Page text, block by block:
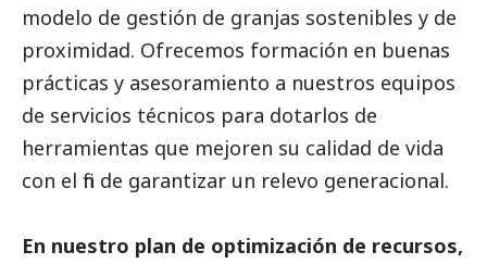
modelo de gestión de granjas sostenibles y de
proximidad. Ofrecemos formación en buenas
prácticas y asesoramiento a nuestros equipos
de servicios técnicos para dotarlos de
herramientas que mejoren su calidad de vida
con el fin de garantizar un relevo generacional.
En nuestro plan de optimización de recursos,